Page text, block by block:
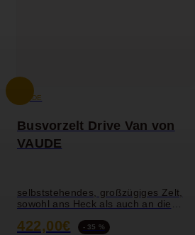
VAUDE
Busvorzelt Drive Van von
VAUDE
selbststehendes, großzügiges Zelt,
sowohl ans Heck als auch an die
wenigen
422,00€
- 35 %